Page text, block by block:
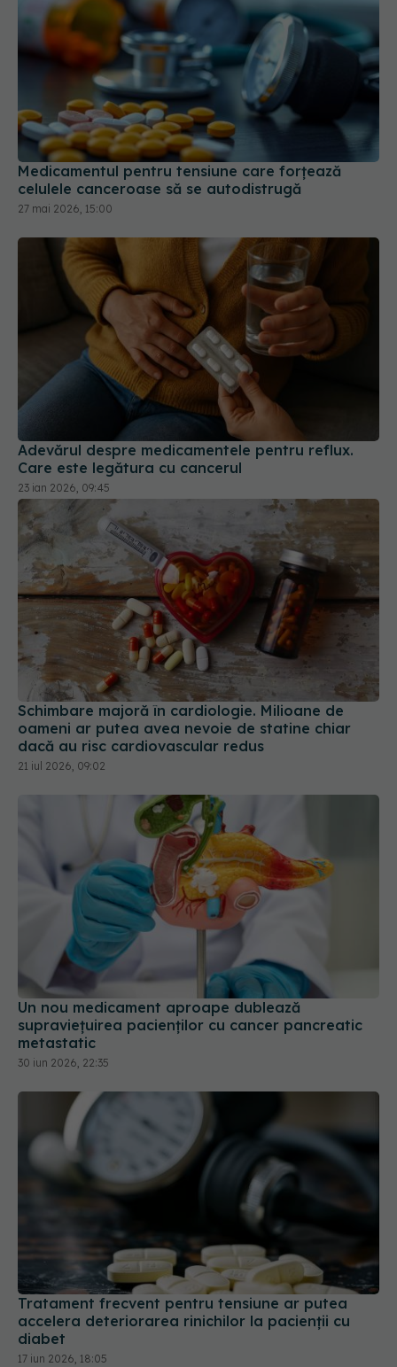
Medicamentul pentru tensiune care forțează
celulele canceroase să se autodistrugă
27 mai 2026, 15:00
Adevărul despre medicamentele pentru reflux.
Care este legătura cu cancerul
23 ian 2026, 09:45
Schimbare majoră în cardiologie. Milioane de
oameni ar putea avea nevoie de statine chiar
dacă au risc cardiovascular redus
21 iul 2026, 09:02
Un nou medicament aproape dublează
supraviețuirea pacienților cu cancer pancreatic
metastatic
30 iun 2026, 22:35
Tratament frecvent pentru tensiune ar putea
accelera deteriorarea rinichilor la pacienții cu
diabet
17 iun 2026, 18:05